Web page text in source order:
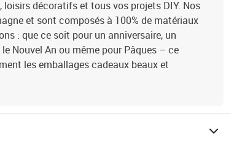
décoratifs et tous vos projets DIY. Nos
et sont composés à 100% de matériaux
: que ce soit pour un anniversaire, un
Nouvel An ou même pour Pâques – ce
les emballages cadeaux beaux et